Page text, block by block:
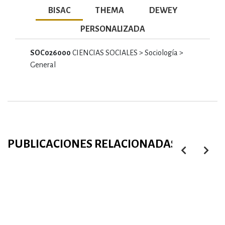
BISAC THEMA DEWEY
PERSONALIZADA
SOC026000 CIENCIAS SOCIALES > Sociología >
General
PUBLICACIONES RELACIONADAS